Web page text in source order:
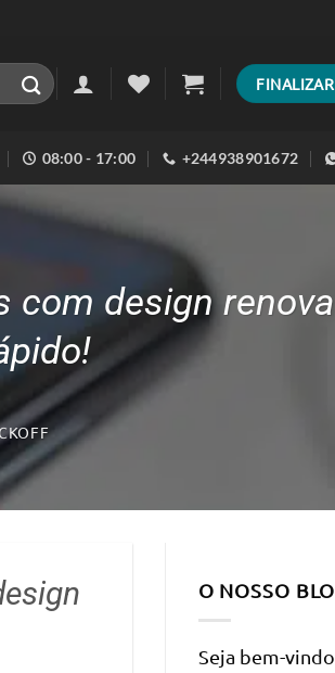
08:00 - 17:00 +244938901672
com design
O NOSSO
Seja bem-